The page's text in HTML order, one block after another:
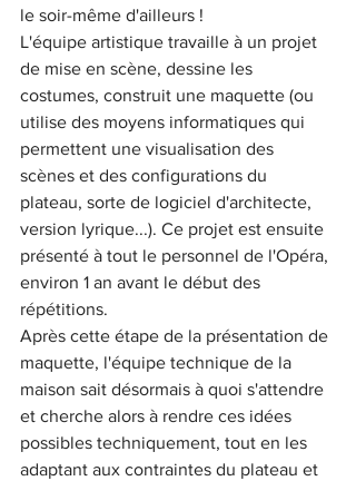
le soir-même d'ailleurs !
L'équipe artistique travaille à un projet
de mise en scène, dessine les
costumes, construit une maquette (ou
utilise des moyens informatiques qui
permettent une visualisation des
scènes et des configurations du
plateau, sorte de logiciel d'architecte,
version lyrique...). Ce projet est ensuite
présenté à tout le personnel de l'Opéra,
environ 1 an avant le début des
répétitions.
Après cette étape de la présentation de
maquette, l'équipe technique de la
maison sait désormais à quoi s'attendre
et cherche alors à rendre ces idées
possibles techniquement, tout en les
adaptant aux contraintes du plateau et